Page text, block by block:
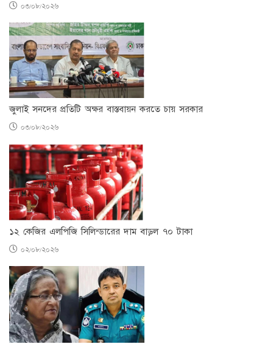
০৩/০৮/২০২৬
জুলাই সনদের প্রতিটি অক্ষর বাস্তবায়ন করতে চায় সরকার
০৩/০৮/২০২৬
১২ কেজির এলপিজি সিলিন্ডারের দাম বাড়ল ৭০ টাকা
০২/০৮/২০২৬